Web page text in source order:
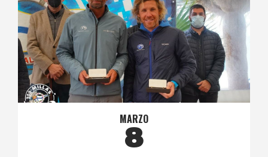
MARZO
8